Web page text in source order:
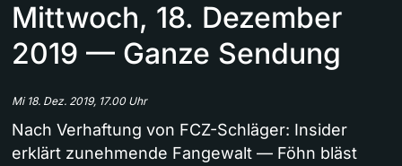
Mittwoch, 18. Dezember
2019 — Ganze Sendung
Mi 18. Dez. 2019, 17.00 Uhr
Nach Verhaftung von FCZ-Schläger: Insider
erklärt zunehmende Fangewalt — Föhn bläst